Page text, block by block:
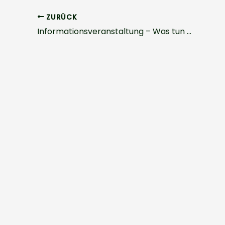
ZURÜCK
Informationsveranstaltung – Was tun bei Pflegebedurftigkeit?